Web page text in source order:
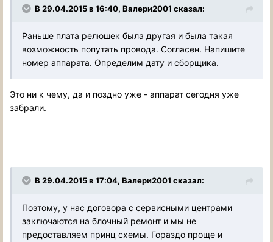
В 29.04.2015 в 16:40, Валери2001 сказал:
Раньше плата релюшек была другая и была такая
возможность попутать провода. Согласен. Напишите
номер аппарата. Определим дату и сборщика.
Это ни к чему, да и поздно уже - аппарат сегодня уже
забрали.
В 29.04.2015 в 17:04, Валери2001 сказал:
Поэтому, у нас договора с сервисными центрами
заключаются на блочный ремонт и мы не
предоставляем принц схемы. Гораздо проще и